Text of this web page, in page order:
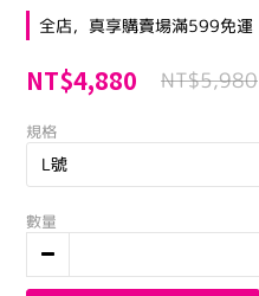
全店，真享購賣場滿599免運
NT$4,880 NT$5,980
規格
數量